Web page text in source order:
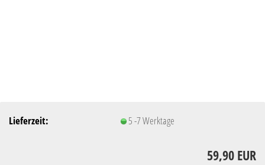
Lieferzeit: 5 -7 Werktage
59,90 EUR